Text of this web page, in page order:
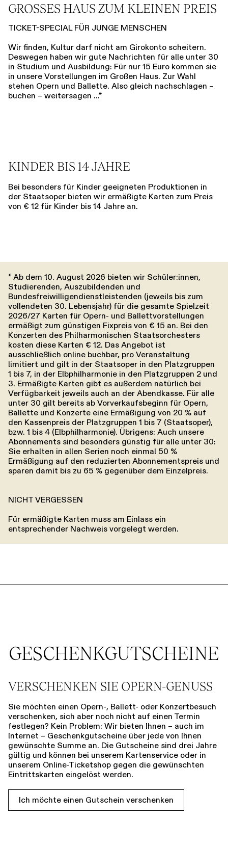
GROSSES HAUS ZUM KLEINEN PREIS
TICKET-SPECIAL FÜR JUNGE MENSCHEN
Wir finden, Kultur darf nicht am Girokonto scheitern.
Deswegen haben wir gute Nachrichten für alle unter 30
in Studium und Ausbildung: Für nur 15 Euro kommen sie
in unsere Vorstellungen im Großen Haus. Zur Wahl
stehen Opern und Ballette. Also gleich nachschlagen –
buchen – weitersagen …*
KINDER BIS 14 JAHRE
Bei besonders für Kinder geeigneten Produktionen in
der Staatsoper bieten wir ermäßigte Karten zum Preis
von € 12 für Kinder bis 14 Jahre an.
* Ab dem 10. August 2026 bieten wir Schüler:innen,
Studierenden, Auszubildenden und
Bundesfreiwilligendienstleistenden (jeweils bis zum
vollendeten 30. Lebens­jahr) für die gesamte Spielzeit
2026/27 Karten für Opern- und Ballettvorstellungen
ermäßigt zum günstigen Fixpreis von € 15 an. Bei den
Konzerten des Philharmonischen Staatsorchesters
kosten diese Karten € 12. Das Angebot ist
ausschließlich online buchbar, pro Veranstaltung
limitiert und gilt in der Staatsoper in den Platzgruppen
1 bis 7, in der Elbphilharmonie in den Platzgruppen 2 und
3. Ermäßigte Karten gibt es außerdem natürlich bei
Verfügbarkeit jeweils auch an der Abendkasse. Für alle
unter 30 gilt bereits ab Vorverkaufsbeginn für Opern,
Ballette und Konzerte eine Ermäßigung von 20 % auf
den Kassenpreis der Platzgruppen 1 bis 7 (Staatsoper),
bzw. 1 bis 4 (Elbphilharmonie). Übrigens: Auch unsere
Abonnements sind besonders günstig für alle unter 30:
Sie erhalten in allen Serien noch einmal 50 %
Ermäßigung auf den reduzierten Abonnementspreis und
sparen damit bis zu 65 % gegenüber dem Einzelpreis.
NICHT VERGESSEN
Für ermäßigte Karten muss am Einlass ein
entsprechender Nachweis vorgelegt werden.
GESCHENKGUTSCHEINE
VERSCHENKEN SIE OPERN-GENUSS
Sie möchten einen Opern-, Ballett- oder Konzertbesuch
verschenken, sich aber noch nicht auf einen Termin
festlegen? Kein Problem: Wir bieten Ihnen – auch im
Internet – Geschenkgutscheine über jede von Ihnen
gewünschte Summe an. Die Gutscheine sind drei Jahre
gültig und können bei unserem Kartenservice oder in
unserem Online-Ticketshop gegen die gewünschten
Eintrittskarten eingelöst werden.
Ich möchte einen Gutschein verschenken